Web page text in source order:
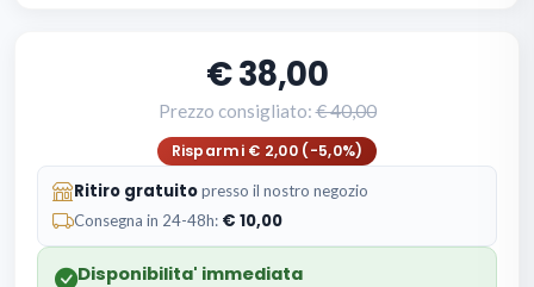
38,00
Prezzo consigliato:40,00
Risparmi € 2,00 (-5,0%)
Ritiro gratuitopresso il nostro negozio
Consegna in 24-48h: 10,00
Disponibilita' immediata